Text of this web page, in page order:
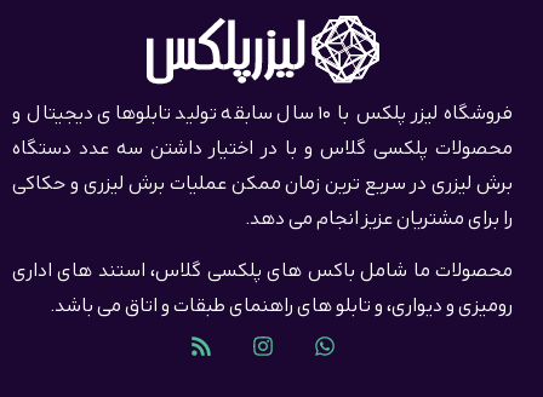
فروشگاه لیزر پلکس با 10 سال سابقه تولید تابلوهای دیجیتال و
محصولات پلکسی گلاس و با در اختیار داشتن سه عدد دستگاه
برش لیزری در سریع ترین زمان ممکن عملیات برش لیزری و حکاکی
را برای مشتریان عزیز انجام می دهد.
محصولات ما شامل باکس های پلکسی گلاس، استند های اداری
رومیزی و دیواری، و تابلو های راهنمای طبقات و اتاق می باشد.